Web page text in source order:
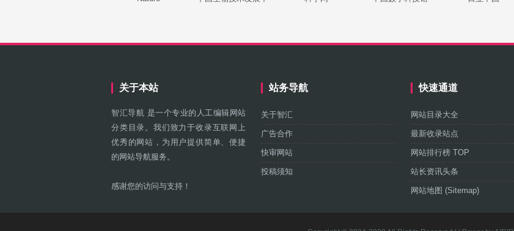
关于本站
智汇导航 是一个专业的人工编辑网站
分类目录。我们致力于收录互联网上
优秀的网站，为用户提供简单、便捷
的网站导航服务。
感谢您的访问与支持！
站务导航
关于智汇
广告合作
快审网站
投稿须知
快速通道
网站目录大全
最新收录站点
网站排行榜 TOP
站长资讯头条
网站地图 (Sitemap)